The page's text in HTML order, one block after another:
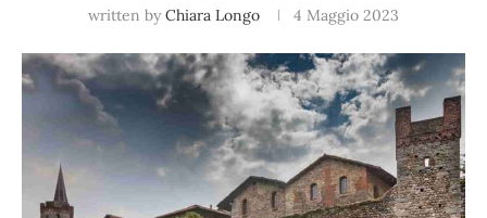
written by Chiara Longo 4 Maggio 2023